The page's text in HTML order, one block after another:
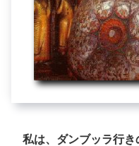
私は、ダンブッラ行き